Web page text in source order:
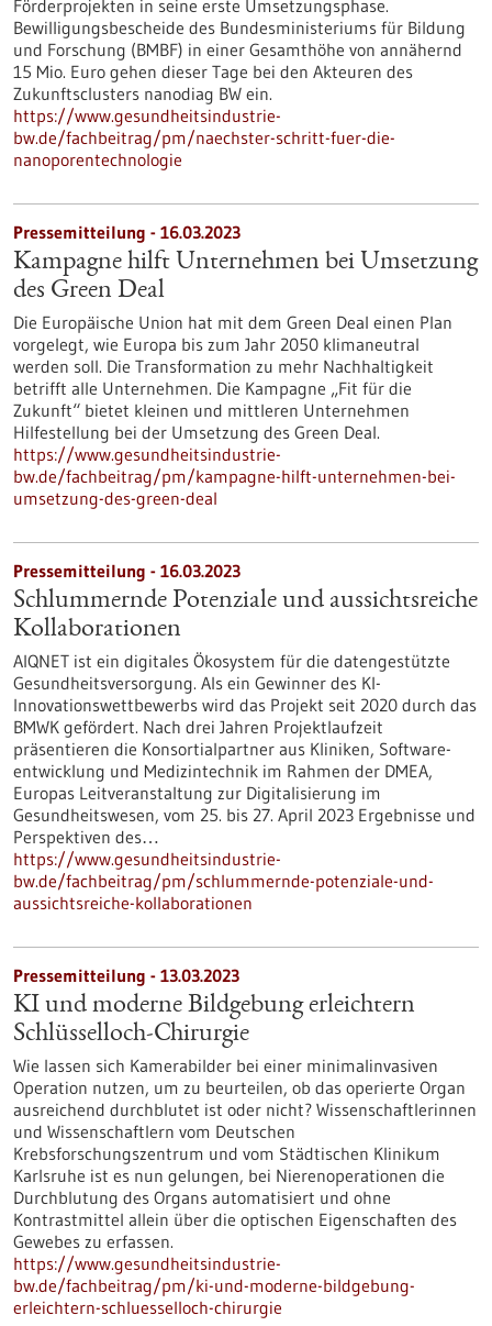
Förderprojekten in seine erste Umsetzungsphase.
Bewilligungsbescheide des Bundesministeriums für Bildung
und Forschung (BMBF) in einer Gesamthöhe von annähernd
15 Mio. Euro gehen dieser Tage bei den Akteuren des
Zukunftsclusters nanodiag BW ein.
https://www.gesundheitsindustrie-
bw.de/fachbeitrag/pm/naechster-schritt-fuer-die-
nanoporentechnologie
Pressemitteilung - 16.03.2023
Kampagne hilft Unternehmen bei Umsetzung
des Green Deal
Die Europäische Union hat mit dem Green Deal einen Plan
vorgelegt, wie Europa bis zum Jahr 2050 klimaneutral
werden soll. Die Transformation zu mehr Nachhaltigkeit
betrifft alle Unternehmen. Die Kampagne „Fit für die
Zukunft“ bietet kleinen und mittleren Unternehmen
Hilfestellung bei der Umsetzung des Green Deal.
https://www.gesundheitsindustrie-
bw.de/fachbeitrag/pm/kampagne-hilft-unternehmen-bei-
umsetzung-des-green-deal
Pressemitteilung - 16.03.2023
Schlummernde Potenziale und aussichtsreiche
Kollaborationen
AIQNET ist ein digitales Ökosystem für die datengestützte
Gesundheitsversorgung. Als ein Gewinner des KI-
Innovationswettbewerbs wird das Projekt seit 2020 durch das
BMWK gefördert. Nach drei Jahren Projektlaufzeit
präsentieren die Konsortialpartner aus Kliniken, Software-
entwicklung und Medizintechnik im Rahmen der DMEA,
Europas Leitveranstaltung zur Digitalisierung im
Gesundheitswesen, vom 25. bis 27. April 2023 Ergebnisse und
Perspektiven des…
https://www.gesundheitsindustrie-
bw.de/fachbeitrag/pm/schlummernde-potenziale-und-
aussichtsreiche-kollaborationen
Pressemitteilung - 13.03.2023
KI und moderne Bildgebung erleichtern
Schlüsselloch-Chirurgie
Wie lassen sich Kamerabilder bei einer minimalinvasiven
Operation nutzen, um zu beurteilen, ob das operierte Organ
ausreichend durchblutet ist oder nicht? Wissenschaftlerinnen
und Wissenschaftlern vom Deutschen
Krebsforschungszentrum und vom Städtischen Klinikum
Karlsruhe ist es nun gelungen, bei Nierenoperationen die
Durchblutung des Organs automatisiert und ohne
Kontrastmittel allein über die optischen Eigenschaften des
Gewebes zu erfassen.
https://www.gesundheitsindustrie-
bw.de/fachbeitrag/pm/ki-und-moderne-bildgebung-
erleichtern-schluesselloch-chirurgie